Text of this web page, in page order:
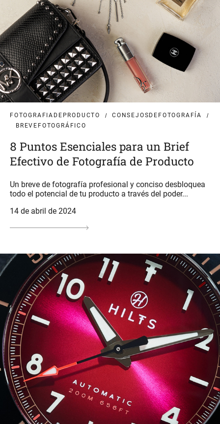
FOTOGRAFIADEPRODUCTO
CONSEJOSDEFOTOGRAFÍA
BREVEFOTOGRÁFICO
8 Puntos Esenciales para un Brief
Efectivo de Fotografía de Producto
Un breve de fotografía profesional y conciso desbloquea
todo el potencial de tu producto a través del poder...
14 de abril de 2024